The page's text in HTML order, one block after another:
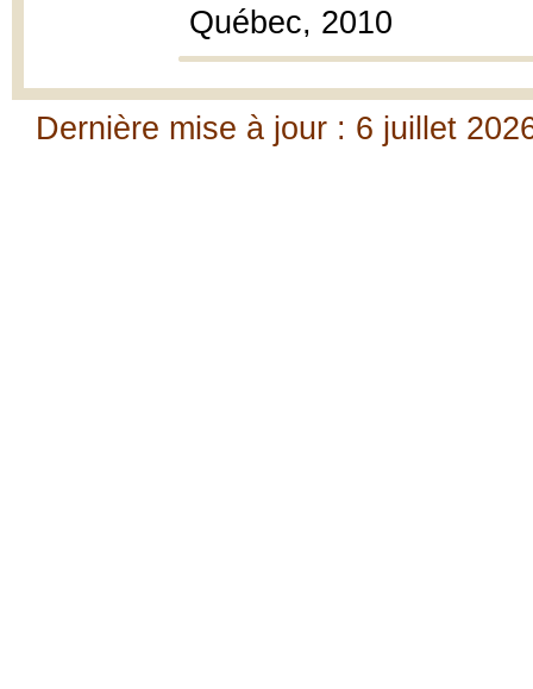
Québec, 2010
Dernière mise à jour : 6 juillet